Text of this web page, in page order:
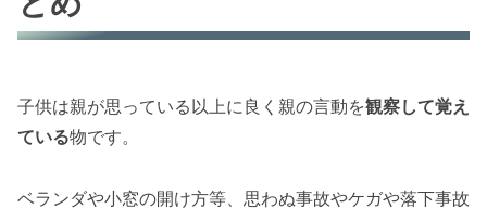
子供は親が思っている以上に良く親の言動を観察して覚え
ている物です。
ベランダや小窓の開け方等、思わぬ事故やケガや落下事故